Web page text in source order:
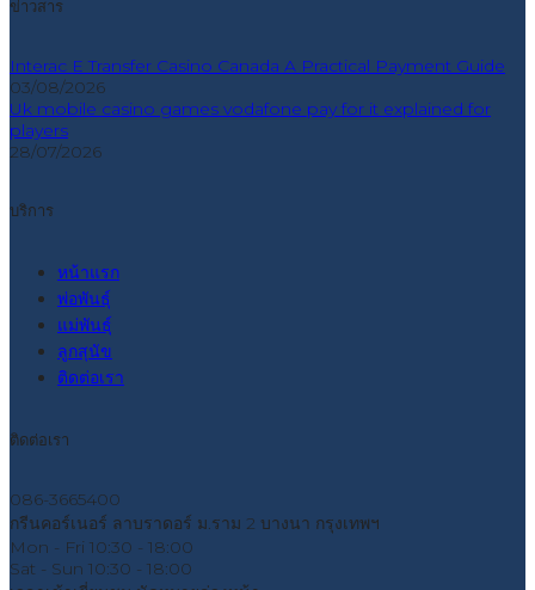
ข่าวสาร
Interac E Transfer Casino Canada A Practical Payment Guide
03/08/2026
Uk mobile casino games vodafone pay for it explained for
players
28/07/2026
บริการ
หน้าแรก
พ่อพันธุ์
แม่พันธุ์
ลูกสุนัข
ติดต่อเรา
ติดต่อเรา
086-3665400
กรีนคอร์เนอร์ ลาบราดอร์ ม.ราม 2 บางนา กรุงเทพฯ
Mon - Fri 10:30 - 18:00
Sat - Sun 10:30 - 18:00